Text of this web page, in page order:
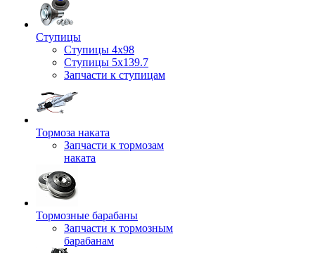
Ступицы
Ступицы 4x98
Ступицы 5x139.7
Запчасти к ступицам
Тормоза наката
Запчасти к тормозам
наката
Тормозные барабаны
Запчасти к тормозным
барабанам